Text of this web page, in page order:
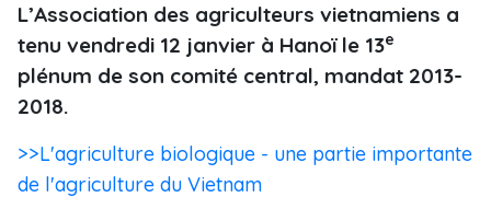
L’Association des agriculteurs vietnamiens a
tenu vendredi 12 janvier à Hanoï le 13e
plénum de son comité central, mandat 2013-
2018.
>>L'agriculture biologique - une partie importante
de l'agriculture du Vietnam